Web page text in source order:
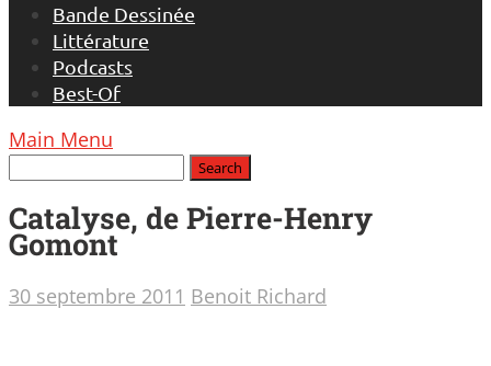
Bande Dessinée
Littérature
Podcasts
Best-Of
Main Menu
Catalyse, de Pierre-Henry
Gomont
30 septembre 2011 Benoit Richard